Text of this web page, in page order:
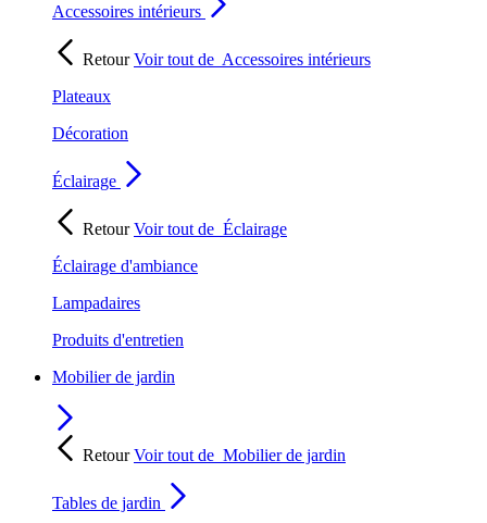
Accessoires intérieurs
RetourVoir tout de Accessoires intérieurs
Plateaux
Décoration
Éclairage
RetourVoir tout de Éclairage
Éclairage d'ambiance
Lampadaires
Produits d'entretien
Mobilier de jardin
RetourVoir tout de Mobilier de jardin
Tables de jardin